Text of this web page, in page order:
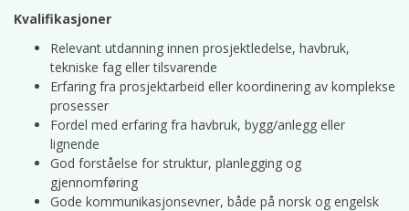
Kvalifikasjoner
Relevant utdanning innen prosjektledelse, havbruk,
tekniske fag eller tilsvarende
Erfaring fra prosjektarbeid eller koordinering av komplekse
prosesser
Fordel med erfaring fra havbruk, bygg/anlegg eller
lignende
God forståelse for struktur, planlegging og
gjennomføring
Gode kommunikasjonsevner, både på norsk og engelsk